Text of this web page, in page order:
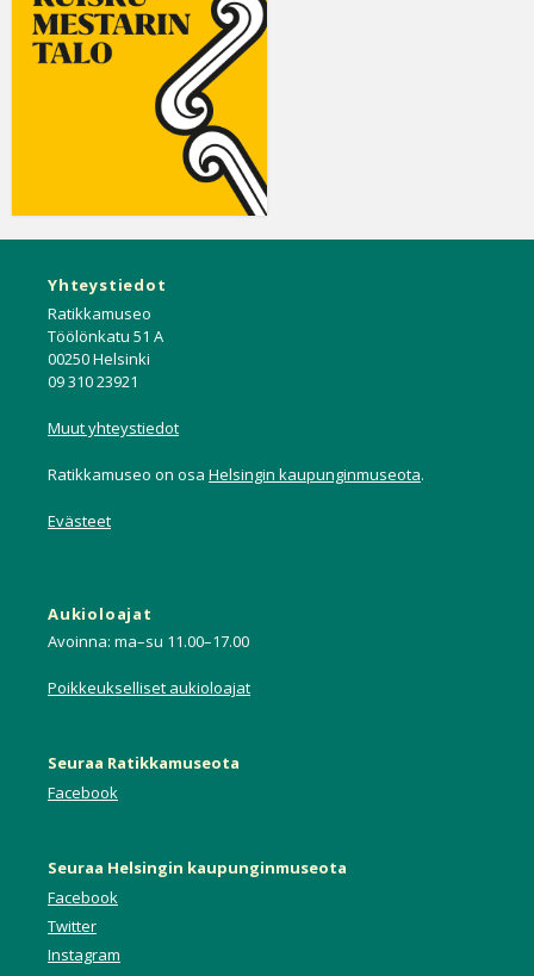
Yhteystiedot
Ratikkamuseo
Töölönkatu 51 A
00250 Helsinki
09 310 23921
Muut yhteystiedot
Ratikkamuseo on osa Helsingin kaupunginmuseota.
Evästeet
Aukioloajat
Avoinna: ma–su 11.00–17.00
Poikkeukselliset aukioloajat
Seuraa Ratikkamuseota
Facebook
Seuraa Helsingin kaupunginmuseota
Facebook
Twitter
Instagram